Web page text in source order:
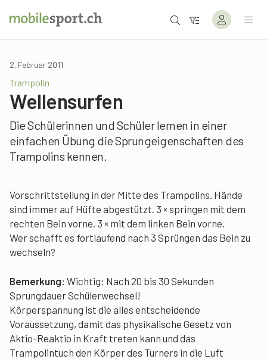
2. Februar 2011
Trampolin
Wellensurfen
Die Schülerinnen und Schüler lernen in einer
einfachen Übung die Sprungeigenschaften des
Trampolins kennen.
Vorschrittstellung in der Mitte des Trampolins. Hände
sind immer auf Hüfte abgestützt. 3 × springen mit dem
rechten Bein vorne, 3 × mit dem linken Bein vorne.
Wer schafft es fortlaufend nach 3 Sprüngen das Bein zu
wechseln?
Bemerkung: Wichtig: Nach 20 bis 30 Sekunden
Sprungdauer Schülerwechsel!
Körperspannung ist die alles entscheidende
Voraussetzung, damit das physikalische Gesetz von
Aktio-Reaktio in Kraft treten kann und das
Trampolintuch den Körper des Turners in die Luft